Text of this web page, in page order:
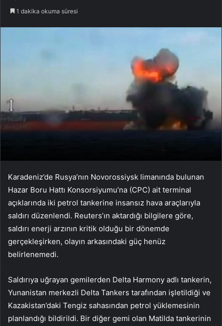
1 dakika okuma süresi
Karadeniz’de Rusya’nın Novorossiysk limanında bulunan
Hazar Boru Hattı Konsorsiyumu’na (CPC) ait terminal
açıklarında iki petrol tankerine insansız hava araçlarıyla
saldırı düzenlendi. Reuters’ın aktardığı bilgilere göre,
saldırı enerji arzının kritik olduğu bir dönemde
gerçekleşirken, olayın arkasındaki güç henüz
belirlenemedi.
Saldırıya uğrayan gemilerden Delta Harmony adlı tankerin,
Yunanistan merkezli Delta Tankers tarafından işletildiği ve
Kazakistan’daki Tengiz sahasından petrol yüklemesinin
planlandığı bildirildi. Bir diğer gemi olan Matilda tankerinin